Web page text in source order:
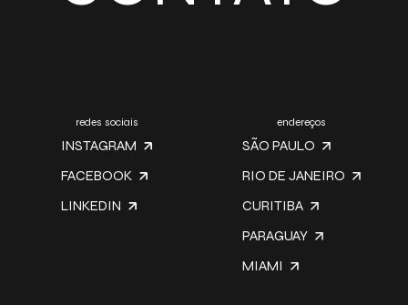
redes sociais
INSTAGRAM
FACEBOOK
LINKEDIN
endereços
SÃO PAULO
RIO DE JANEIRO
CURITIBA
PARAGUAY
MIAMI